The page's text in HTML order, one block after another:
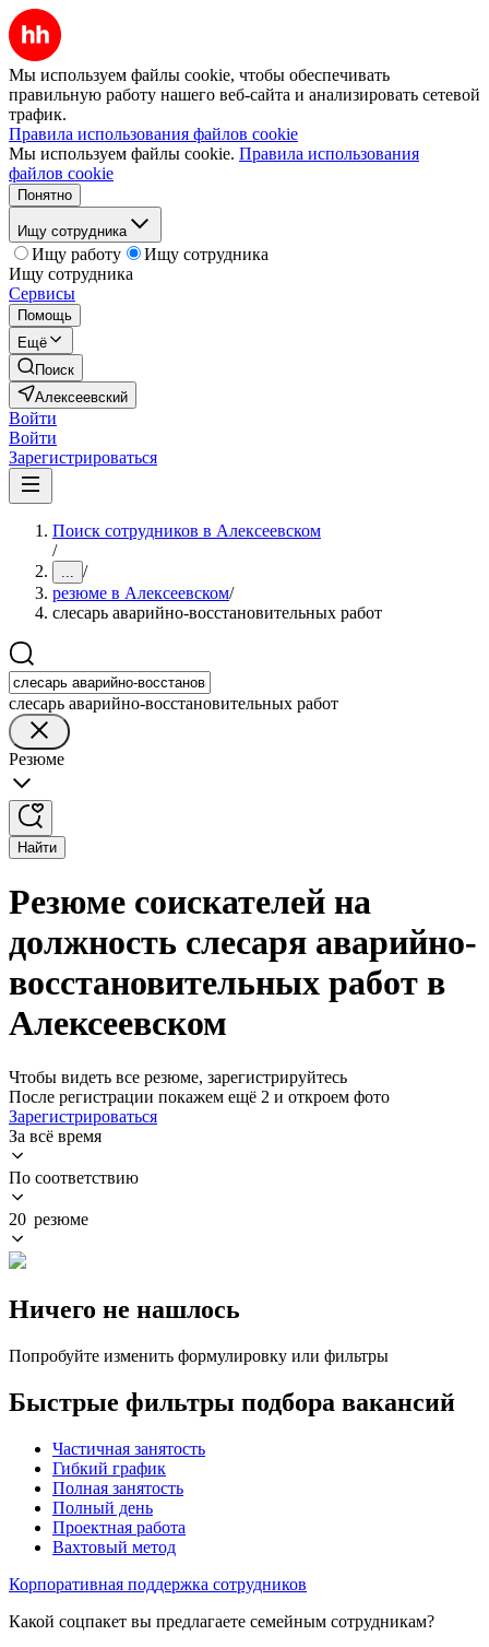
Мы используем файлы cookie, чтобы обеспечивать
правильную работу нашего веб-сайта и анализировать сетевой
трафик.
Правила использования файлов cookie
Мы используем файлы cookie. Правила использования
файлов cookie
Понятно
Ищу сотрудника
Ищу работу
Ищу сотрудника
Ищу сотрудника
Сервисы
Помощь
Ещё
Поиск
Алексеевский
Войти
Войти
Зарегистрироваться
Поиск сотрудников в Алексеевском
/
... /
резюме в Алексеевском/
слесарь аварийно-восстановительных работ
слесарь аварийно-восстановительных работ
Резюме
Найти
Резюме соискателей на
должность слесаря аварийно-
восстановительных работ в
Алексеевском
Чтобы видеть все резюме, зарегистрируйтесь
После регистрации покажем ещё 2 и откроем фото
Зарегистрироваться
За всё время
По соответствию
20 резюме
Ничего не нашлось
Попробуйте изменить формулировку или фильтры
Быстрые фильтры подбора вакансий
Частичная занятость
Гибкий график
Полная занятость
Полный день
Проектная работа
Вахтовый метод
Корпоративная поддержка сотрудников
Какой соцпакет вы предлагаете семейным сотрудникам?